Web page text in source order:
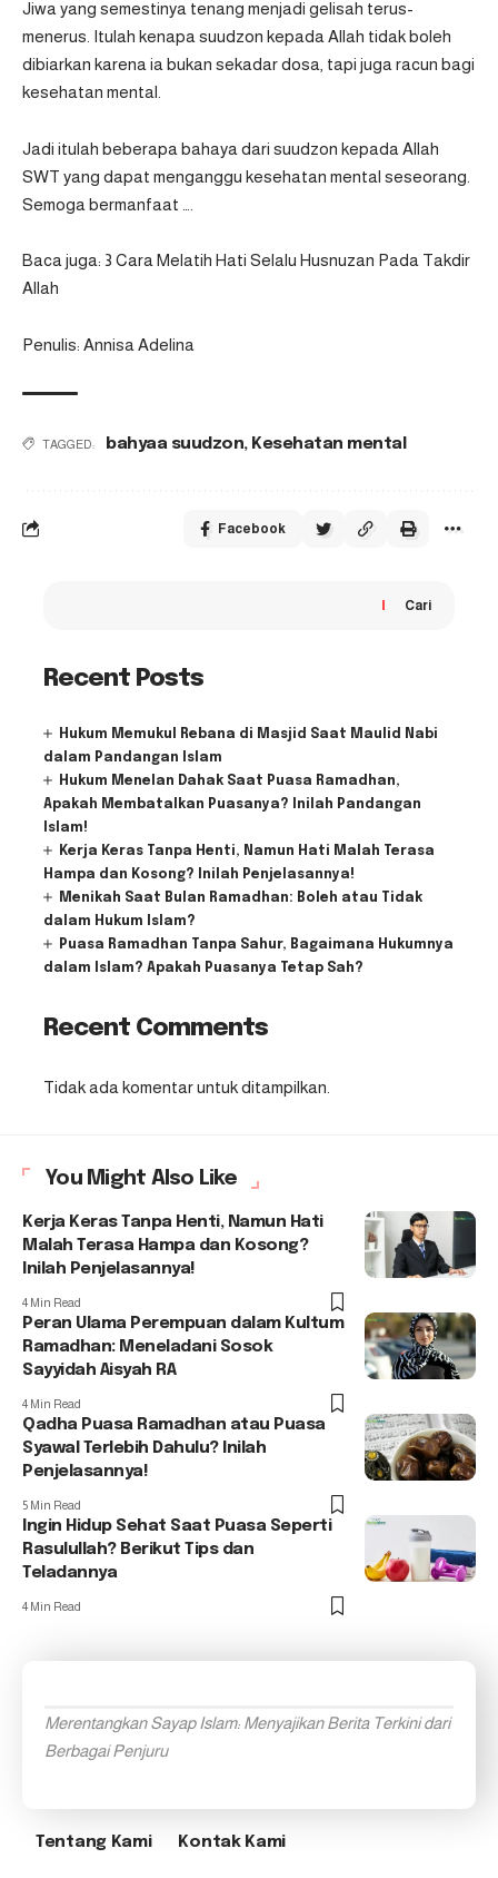
Jiwa yang semestinya tenang menjadi gelisah terus-
menerus. Itulah kenapa suudzon kepada Allah tidak boleh
dibiarkan karena ia bukan sekadar dosa, tapi juga racun bagi
kesehatan mental.
Jadi itulah beberapa bahaya dari suudzon kepada Allah
SWT yang dapat menganggu kesehatan mental seseorang.
Semoga bermanfaat ….
Baca juga: 3 Cara Melatih Hati Selalu Husnuzan Pada Takdir
Allah
Penulis: Annisa Adelina
TAGGED: bahyaa suudzon, Kesehatan mental
Facebook
Cari
Recent Posts
Hukum Memukul Rebana di Masjid Saat Maulid Nabi
dalam Pandangan Islam
Hukum Menelan Dahak Saat Puasa Ramadhan,
Apakah Membatalkan Puasanya? Inilah Pandangan
Islam!
Kerja Keras Tanpa Henti, Namun Hati Malah Terasa
Hampa dan Kosong? Inilah Penjelasannya!
Menikah Saat Bulan Ramadhan: Boleh atau Tidak
dalam Hukum Islam?
Puasa Ramadhan Tanpa Sahur, Bagaimana Hukumnya
dalam Islam? Apakah Puasanya Tetap Sah?
Recent Comments
Tidak ada komentar untuk ditampilkan.
You Might Also Like
Kerja Keras Tanpa Henti, Namun Hati
Malah Terasa Hampa dan Kosong?
Inilah Penjelasannya!
4 Min Read
Peran Ulama Perempuan dalam Kultum
Ramadhan: Meneladani Sosok
Sayyidah Aisyah RA
4 Min Read
Qadha Puasa Ramadhan atau Puasa
Syawal Terlebih Dahulu? Inilah
Penjelasannya!
5 Min Read
Ingin Hidup Sehat Saat Puasa Seperti
Rasulullah? Berikut Tips dan
Teladannya
4 Min Read
Merentangkan Sayap Islam: Menyajikan Berita Terkini dari
Berbagai Penjuru
Tentang Kami Kontak Kami